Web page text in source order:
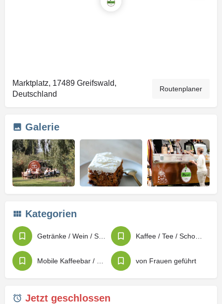
Marktplatz, 17489 Greifswald,
Deutschland
Routenplaner
Galerie
Kategorien
von Frauen geführt
Jetzt geschlossen